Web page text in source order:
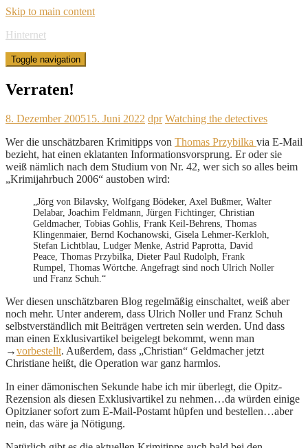
Skip to main content
Hinternet
Toggle navigation
Verraten!
8. Dezember 200515. Juni 2022 dpr Watching the detectives
Wer die unschätzbaren Krimitipps von Thomas Przybilka via E-Mail
bezieht, hat einen eklatanten Informationsvorsprung. Er oder sie
weiß nämlich nach dem Studium von Nr. 42, wer sich so alles beim
„Krimijahrbuch 2006“ austoben wird:
„Jörg von Bilavsky, Wolfgang Bödeker, Axel Bußmer, Walter
Delabar, Joachim Feldmann, Jürgen Fichtinger, Christian
Geldmacher, Tobias Gohlis, Frank Keil-Behrens, Thomas
Klingenmaier, Bernd Kochanowski, Gisela Lehmer-Kerkloh,
Stefan Lichtblau, Ludger Menke, Astrid Paprotta, David
Peace, Thomas Przybilka, Dieter Paul Rudolph, Frank
Rumpel, Thomas Wörtche. Angefragt sind noch Ulrich Noller
und Franz Schuh.“
Wer diesen unschätzbaren Blog regelmäßig einschaltet, weiß aber
noch mehr. Unter anderem, dass Ulrich Noller und Franz Schuh
selbstverständlich mit Beiträgen vertreten sein werden. Und dass
man einen Exklusivartikel beigelegt bekommt, wenn man
→vorbestellt. Außerdem, dass „Christian“ Geldmacher jetzt
Christiane heißt, die Operation war ganz harmlos.
In einer dämonischen Sekunde habe ich mir überlegt, die Opitz-
Rezension als diesen Exklusivartikel zu nehmen…da würden einige
Opitzianer sofort zum E-Mail-Postamt hüpfen und bestellen…aber
nein, das wäre ja Nötigung.